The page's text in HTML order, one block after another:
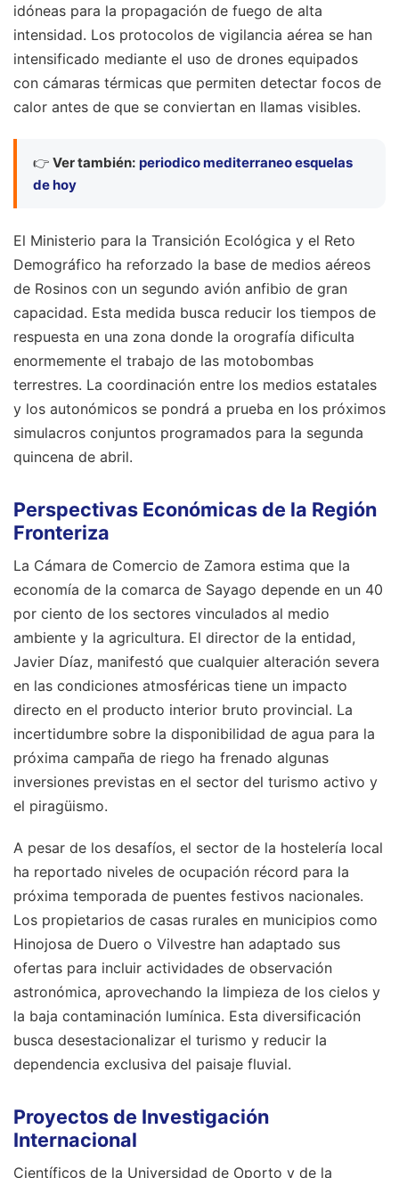
idóneas para la propagación de fuego de alta
intensidad. Los protocolos de vigilancia aérea se han
intensificado mediante el uso de drones equipados
con cámaras térmicas que permiten detectar focos de
calor antes de que se conviertan en llamas visibles.
👉 Ver también: periodico mediterraneo esquelas
de hoy
El Ministerio para la Transición Ecológica y el Reto
Demográfico ha reforzado la base de medios aéreos
de Rosinos con un segundo avión anfibio de gran
capacidad. Esta medida busca reducir los tiempos de
respuesta en una zona donde la orografía dificulta
enormemente el trabajo de las motobombas
terrestres. La coordinación entre los medios estatales
y los autonómicos se pondrá a prueba en los próximos
simulacros conjuntos programados para la segunda
quincena de abril.
Perspectivas Económicas de la Región
Fronteriza
La Cámara de Comercio de Zamora estima que la
economía de la comarca de Sayago depende en un 40
por ciento de los sectores vinculados al medio
ambiente y la agricultura. El director de la entidad,
Javier Díaz, manifestó que cualquier alteración severa
en las condiciones atmosféricas tiene un impacto
directo en el producto interior bruto provincial. La
incertidumbre sobre la disponibilidad de agua para la
próxima campaña de riego ha frenado algunas
inversiones previstas en el sector del turismo activo y
el piragüismo.
A pesar de los desafíos, el sector de la hostelería local
ha reportado niveles de ocupación récord para la
próxima temporada de puentes festivos nacionales.
Los propietarios de casas rurales en municipios como
Hinojosa de Duero o Vilvestre han adaptado sus
ofertas para incluir actividades de observación
astronómica, aprovechando la limpieza de los cielos y
la baja contaminación lumínica. Esta diversificación
busca desestacionalizar el turismo y reducir la
dependencia exclusiva del paisaje fluvial.
Proyectos de Investigación
Internacional
Científicos de la Universidad de Oporto y de la